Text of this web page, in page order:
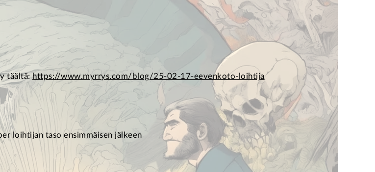
täältä:https://www.myrrys.com/blog/25-02-17-eevenkoto-loihtija
loihtijan taso ensimmäisen jälkeen